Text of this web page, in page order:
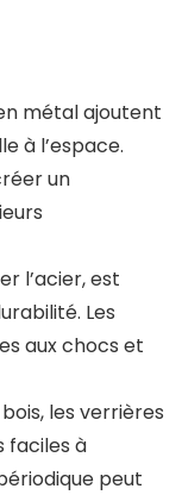
métal ajoutent
à l’espace.
un
l’acier, est
Les
aux chocs et
les verrières
faciles à
peut